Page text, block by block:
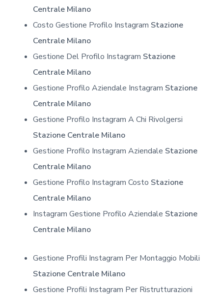
Centrale Milano
Costo Gestione Profilo Instagram Stazione
Centrale Milano
Gestione Del Profilo Instagram Stazione
Centrale Milano
Gestione Profilo Aziendale Instagram Stazione
Centrale Milano
Gestione Profilo Instagram A Chi Rivolgersi
Stazione Centrale Milano
Gestione Profilo Instagram Aziendale Stazione
Centrale Milano
Gestione Profilo Instagram Costo Stazione
Centrale Milano
Instagram Gestione Profilo Aziendale Stazione
Centrale Milano
Gestione Profili Instagram Per Montaggio Mobili
Stazione Centrale Milano
Gestione Profili Instagram Per Ristrutturazioni